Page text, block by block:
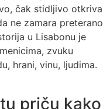
čak stidljivo otkriva
ne zamara preterano
u Lisabonu je
zvuku
hrani, vinu, ljudima.
priču kako